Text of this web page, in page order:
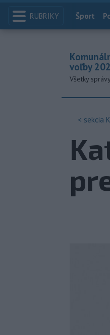
RUBRIKY Index
Šport
voľby
Všetky správy
< sekcia